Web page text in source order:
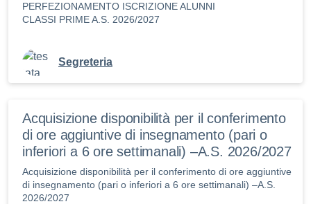
PERFEZIONAMENTO ISCRIZIONE ALUNNI
CLASSI PRIME A.S. 2026/2027
Segreteria
Acquisizione disponibilità per il conferimento
di ore aggiuntive di insegnamento (pari o
inferiori a 6 ore settimanali) –A.S. 2026/2027
Acquisizione disponibilità per il conferimento di ore aggiuntive
di insegnamento (pari o inferiori a 6 ore settimanali) –A.S.
2026/2027